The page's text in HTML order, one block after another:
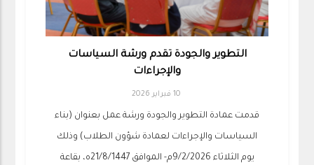
التطوير والجودة تقدم ورشة السياسات
والإجراءات
10 فبراير 2026
قدمت عمادة التطوير والجودة ورشة عمل بعنوان (بناء
السياسات والإجراءات لعمادة شؤون الطلاب) وذلك
يوم الثلاثاء 9/2/2026م- الموافق 21/8/1447ه، بقاعة